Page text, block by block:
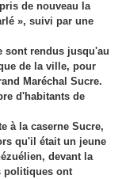
de nouveau la
», suivi par une
sont rendus jusqu'au
de la ville, pour
Maréchal Sucre.
d'habitants de
à la caserne Sucre,
qu'il était un jeune
devant la
politiques ont